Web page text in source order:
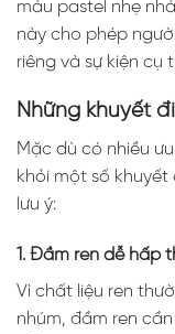
màu pastel nhẹ
này cho phép
riêng và sự kiện cụ
Những khuyết
Mặc dù có nhiều
khỏi một số khuyết
lưu ý:
1. Đầm ren dễ hấp
Vì chất liệu ren
nhúm, đầm ren